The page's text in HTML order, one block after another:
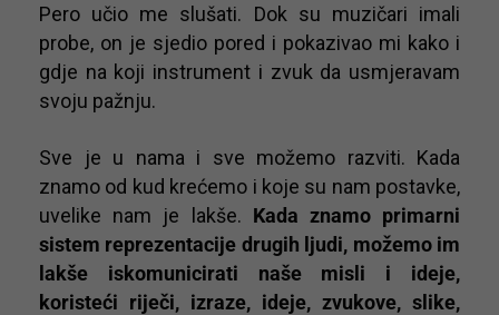
Pero učio me slušati. Dok su muzičari imali
probe, on je sjedio pored i pokazivao mi kako i
gdje na koji instrument i zvuk da usmjeravam
svoju pažnju.
Sve je u nama i sve možemo razviti. Kada
znamo od kud krećemo i koje su nam postavke,
uvelike nam je lakše. Kada znamo primarni
sistem reprezentacije drugih ljudi, možemo im
lakše iskomunicirati naše misli i ideje,
koristeći riječi, izraze, ideje, zvukove, slike,